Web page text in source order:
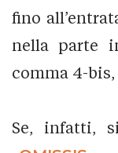
fino
nella parte
comma 4-bis,
Se, infatti,